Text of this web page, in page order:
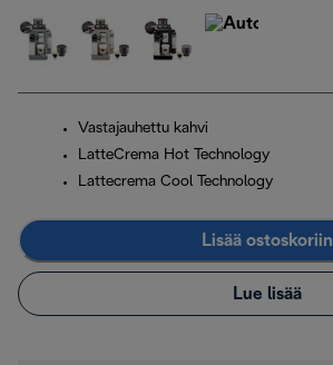
Vastajauhettu kahvi
LatteCrema Hot Technology
Lattecrema Cool Technology
Lisää ostoskoriin
Lue lisää